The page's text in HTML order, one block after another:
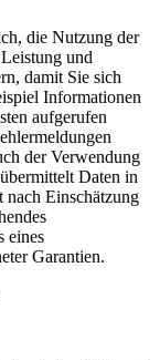
die Nutzung der
und
damit Sie sich
Informationen
aufgerufen
der Verwendung
Daten in
Einschätzung
eines
Garantien.